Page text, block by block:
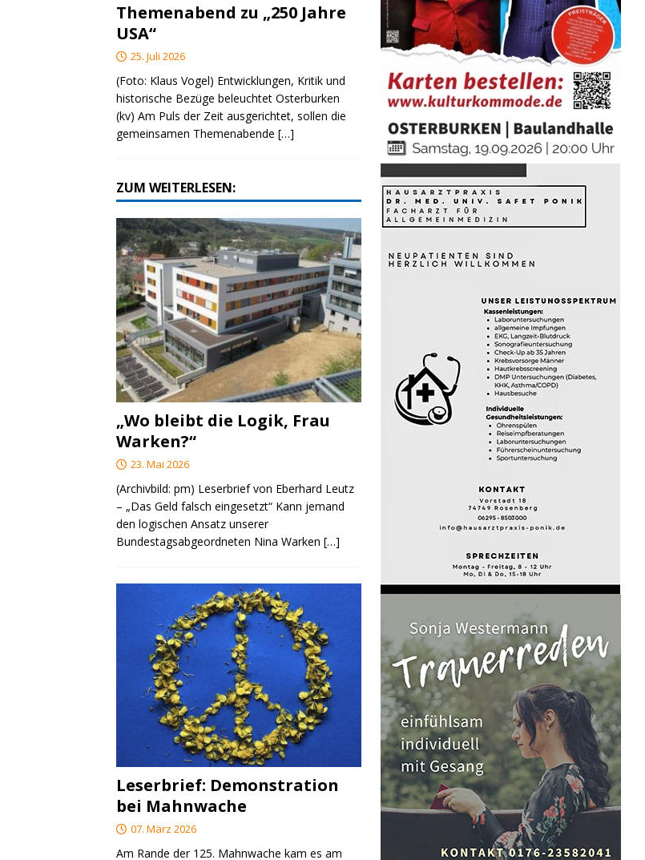
Themenabend zu „250 Jahre
USA“
25. Juli 2026
(Foto: Klaus Vogel) Entwicklungen, Kritik und
historische Bezüge beleuchtet Osterburken
(kv) Am Puls der Zeit ausgerichtet, sollen die
gemeinsamen Themenabende[…]
ZUM WEITERLESEN:
„Wo bleibt die Logik, Frau
Warken?“
23. Mai 2026
(Archivbild: pm) Leserbrief von Eberhard Leutz
– „Das Geld falsch eingesetzt“ Kann jemand
den logischen Ansatz unserer
Bundestagsabgeordneten Nina Warken[…]
Leserbrief: Demonstration
bei Mahnwache
07. März 2026
Am Rande der 125. Mahnwache kam es am